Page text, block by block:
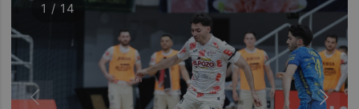
1 / 14